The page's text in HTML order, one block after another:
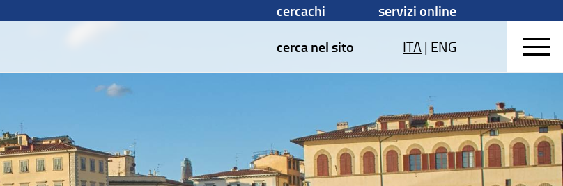
cercachi
servizi online
cerca nel sito
ITA| ENG